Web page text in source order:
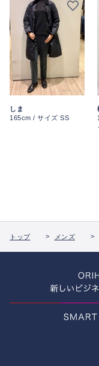
しま
165cm / サイズ SS
トップ メンズ